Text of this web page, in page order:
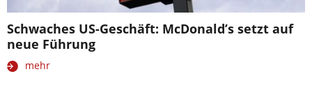
Schwaches US-Geschäft: McDonald’s setzt auf
neue Führung
mehr